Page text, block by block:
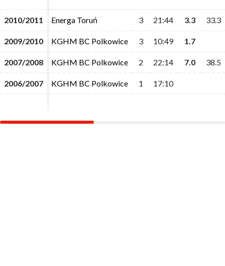
2010/2011 Energa Toruń 3 21:44 3.3 33.3
2009/2010 KGHM BC Polkowice 3 10:49 1.7
2007/2008 KGHM BC Polkowice 2 22:14 7.0 38.5
2006/2007 KGHM BC Polkowice 1 17:10
2010/2011 Energa Toruń 3 21:44 3.3 33.3
2009/2010 KGHM BC Polkowice 3 10:49 1.7
2007/2008 KGHM BC Polkowice 2 22:14 7.0 38.5
2006/2007 KGHM BC Polkowice 1 17:10